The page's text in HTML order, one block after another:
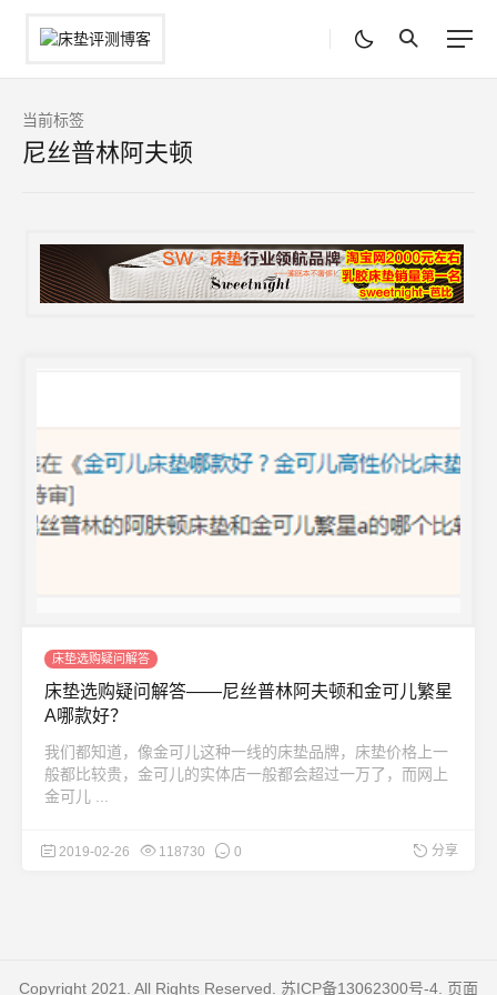
当前标签
尼丝普林阿夫顿
床垫选购疑问解答
床垫选购疑问解答——尼丝普林阿夫顿和金可儿繁星
A哪款好？
我们都知道，像金可儿这种一线的床垫品牌，床垫价格上一
般都比较贵，金可儿的实体店一般都会超过一万了，而网上
金可儿 ...
2019-02-26 118730 0 分享
Copyright 2021. All Rights Reserved. 苏ICP备13062300号-4. 页面